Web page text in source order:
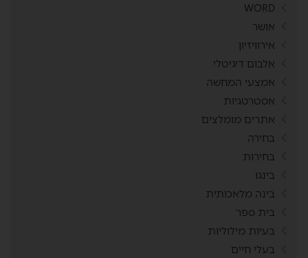
WORD
אושר
אירוויזיון
אלבום דיגיטלי
אמצעי המחשה
אסטרטגיות
אתרים מומלצים
בחירה
בחירות
בינגו
בינה מלאכותית
בית ספר
בעיות מילוליות
בעלי חיים